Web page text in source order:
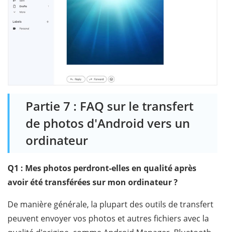
Partie 7 : FAQ sur le transfert
de photos d'Android vers un
ordinateur
Q1 : Mes photos perdront-elles en qualité après
avoir été transférées sur mon ordinateur ?
De manière générale, la plupart des outils de transfert
peuvent envoyer vos photos et autres fichiers avec la